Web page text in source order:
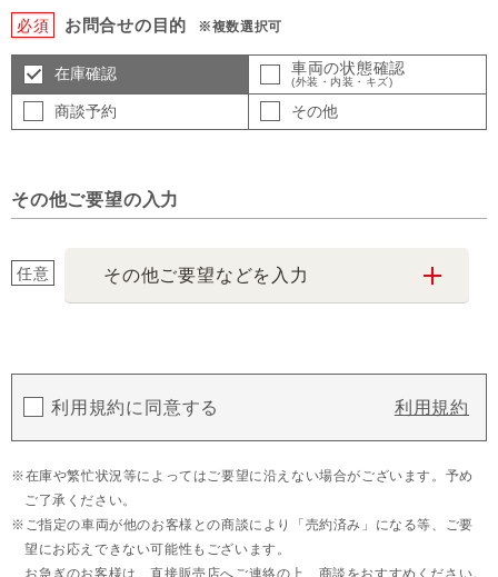
必須 お問合せの目的 ※複数選択可
在庫確認 車両の状態確認
(外装・内装・キズ)
商談予約 その他
その他ご要望の入力
任意 その他ご要望などを入力
利用規約に同意する 利用規約
在庫や繁忙状況等によってはご要望に沿えない場合がございます。予め
ご了承ください。
ご指定の車両が他のお客様との商談により「売約済み」になる等、ご要
望にお応えできない可能性もございます。
お急ぎのお客様は、直接販売店へご連絡の上、商談をおすすめください。